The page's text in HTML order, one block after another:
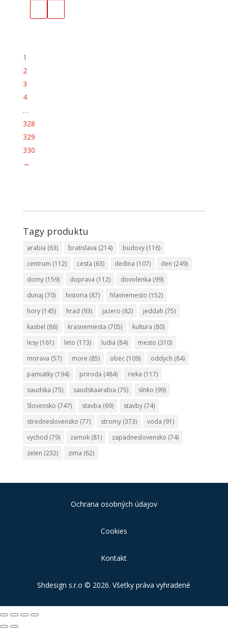
1
2
3
4
…
328
329
330
→
Tagy produktu
arabia (63) bratislava (214) budovy(116)
centrum (112) cesta (63) dedina (107) den (249)
domy(159) doprava (112) dovolenka (99)
dunaj (70) historia (87) hlavnemesto (152)
hory(145) hrad (93) jazero (82) jeddah (75)
kastiel (86) krasnemiesta (705) kultura (80)
lesy(161) leto (173) ludia (84) mesto (310)
morava (57) more (85) obec(109) oddych (84)
pamiatky(194) priroda (484) rieka (117)
saudska (75) saudskaarabia (75) slnko (99)
Slovensko (747) stavba (69) stavby(74)
stredneslovensko (77) stromy(373) voda (91)
vychod (79) zamok(81) zapadneslovensko (74)
zelen (232) zima (62)
Ochrana osobných údajov
Cookies
Kontakt
Shdesign s.r.o © 2026. Všetky práva vyhradené